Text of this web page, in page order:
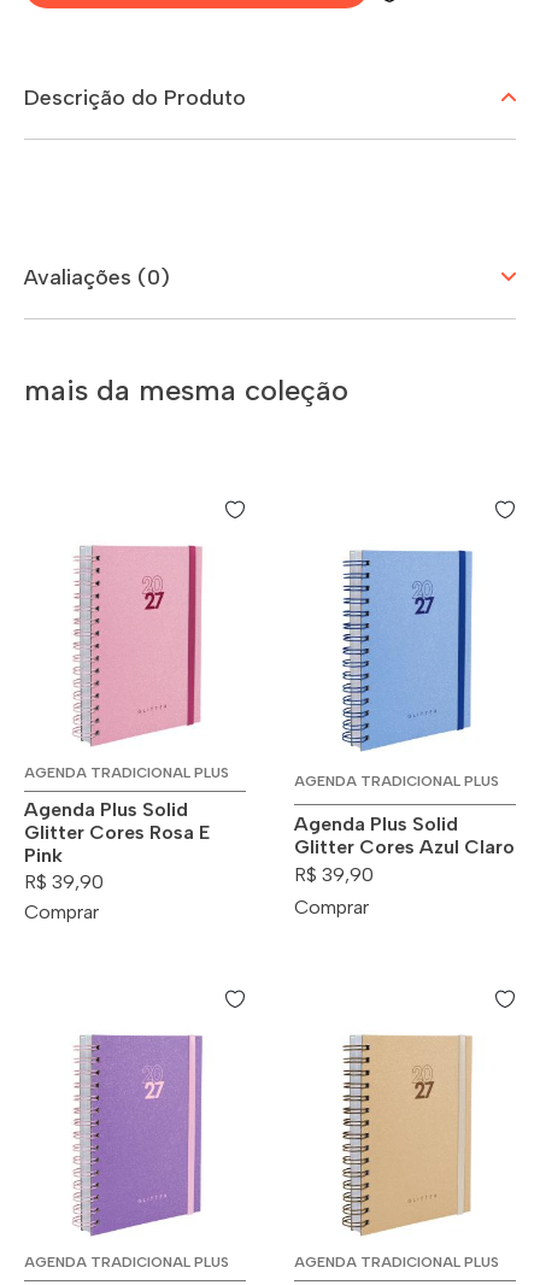
Descrição do Produto
Avaliações (0)
mais da mesma coleção
AGENDA TRADICIONAL PLUS
Agenda Plus Solid
Glitter Cores Rosa E
Pink
R$ 39,90
Comprar
AGENDA TRADICIONAL PLUS
Agenda Plus Solid
Glitter Cores Azul Claro
R$ 39,90
Comprar
AGENDA TRADICIONAL PLUS AGENDA TRADICIONAL PLUS